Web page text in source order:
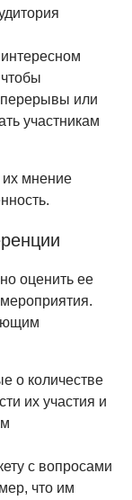
перерывы или
участникам
их мнение
оценить ее
о количестве
их участия и
с вопросами
что им